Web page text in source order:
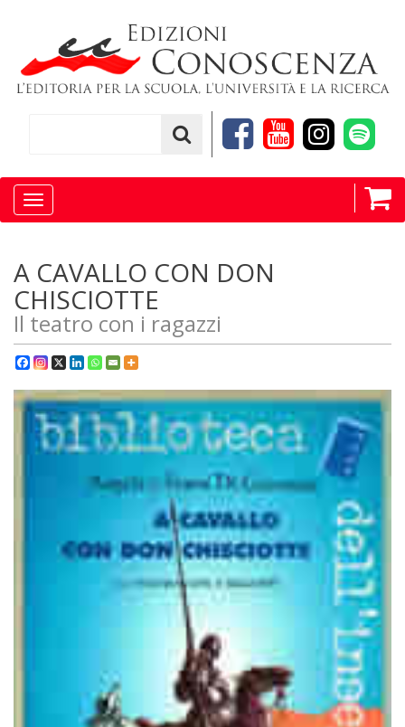
Toggle
navigation
A CAVALLO CON DON
CHISCIOTTE
Il teatro con i ragazzi